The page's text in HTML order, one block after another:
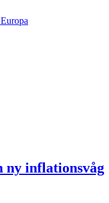
ny inflationsvåg